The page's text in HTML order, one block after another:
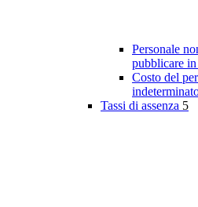
Personale
pubblicare
Costo del
Tassi di assenza 5